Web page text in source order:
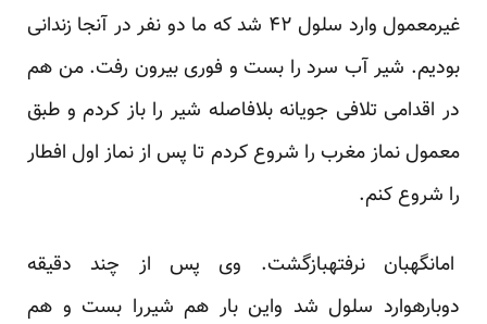
غیرمعمول وارد سلول ۴۲ شد که ما دو نفر در آنجا زندانی
بودیم. شیر آب سرد را بست و فوری بیرون رفت. من هم
در اقدامی تلافی جویانه بلافاصله شیر را باز کردم و طبق
معمول نماز مغرب را شروع کردم تا پس از نماز اول افطار
را شروع کنم.
امانگهبان نرفتهبازگشت. وی پس از چند دقیقه
دوبارهوارد سلول شد واین بار هم شیررا بست و هم